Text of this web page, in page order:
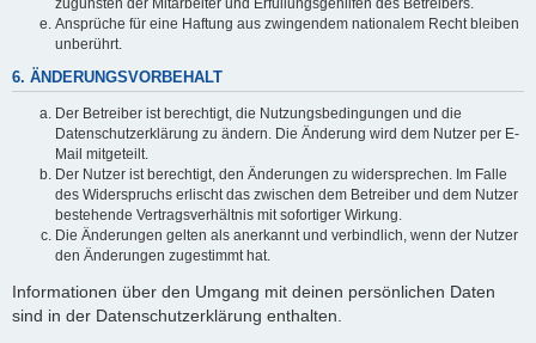
zugunsten der Mitarbeiter und Erfüllungsgehilfen des Betreibers.
Ansprüche für eine Haftung aus zwingendem nationalem Recht bleiben
unberührt.
6. ÄNDERUNGSVORBEHALT
Der Betreiber ist berechtigt, die Nutzungsbedingungen und die
Datenschutzerklärung zu ändern. Die Änderung wird dem Nutzer per E-
Mail mitgeteilt.
Der Nutzer ist berechtigt, den Änderungen zu widersprechen. Im Falle
des Widerspruchs erlischt das zwischen dem Betreiber und dem Nutzer
bestehende Vertragsverhältnis mit sofortiger Wirkung.
Die Änderungen gelten als anerkannt und verbindlich, wenn der Nutzer
den Änderungen zugestimmt hat.
Informationen über den Umgang mit deinen persönlichen Daten
sind in der Datenschutzerklärung enthalten.